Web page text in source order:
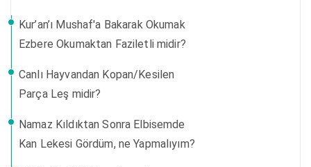
Kur’an’ı Mushaf'a Bakarak Okumak
Ezbere Okumaktan Faziletli midir?
Canlı Hayvandan Kopan/Kesilen
Parça Leş midir?
Namaz Kıldıktan Sonra Elbisemde
Kan Lekesi Gördüm, ne Yapmalıyım?